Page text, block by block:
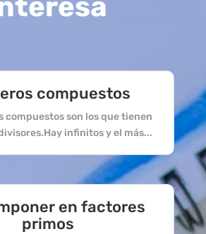
compuestos
compuestos son los que tienen
infinitos y el más...
en factores
primos